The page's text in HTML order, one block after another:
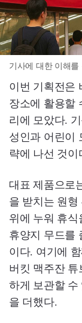
기사에 대한 이해
이번 기획전은
장소에 활용할
리에 모았다.
성인과 어린이
략에 나선 것이
대표 제품으로
을 받치는 원형
위에 누워 휴
휴양지 무드를
이다. 여기에
버킷 맥주잔 튜
하게 보관할 수
을 더했다.